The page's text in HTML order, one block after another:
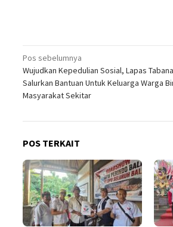
Navigasi
pos
Pos sebelumnya
Wujudkan Kepedulian Sosial, Lapas
Salurkan Bantuan Untuk Keluarga Warga
Masyarakat Sekitar
POS TERKAIT